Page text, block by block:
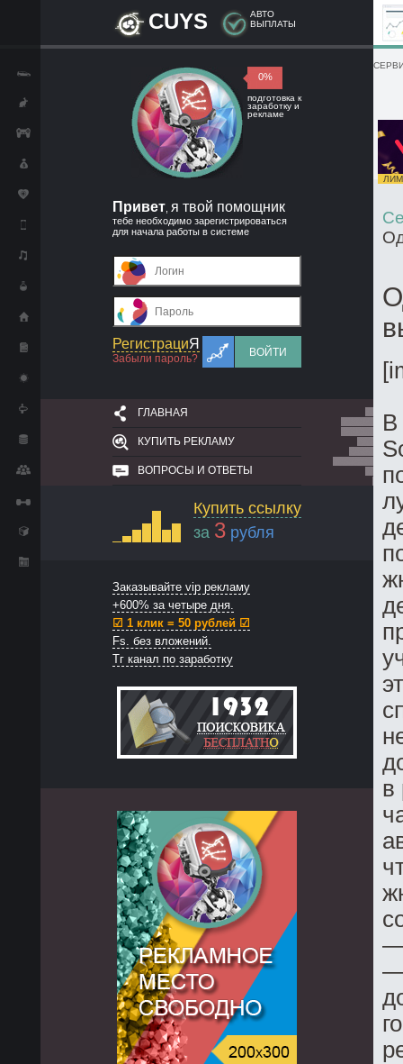
CUYS
АВТО
ВЫПЛАТЫ
0%
подготовка к
заработку и
рекламе
Привет я твой помощник
тебе необходимо зарегистрироваться
для начала работы в системе
РегистрациЯ
Забыли пароль?
ВОЙТИ
ГЛАВНАЯ
КУПИТЬ РЕКЛАМУ
ВОПРОСЫ И ОТВЕТЫ
Купить ссылку
за 3 рубля
Заказывайте vip рекламу
+600% за четыре дня.
☑ 1 клик = 50 рублей ☑
Fs. без вложений.
Тг канал по заработку
В
в
—
—